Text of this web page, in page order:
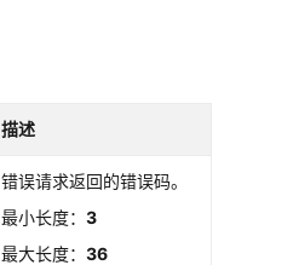
描述
错误请求返回的错误码。
最小长度： 3
最大长度： 36